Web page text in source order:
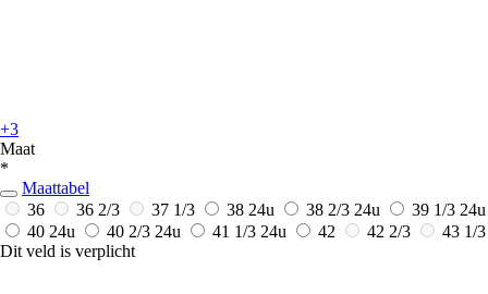
+3
Maat
*
Maattabel
36
36 2/3 37 1/3 38 24u 38 2/3 24u 39 1/3 24u
40 24u 40 2/3 24u 41 1/3 24u 42 42 2/3
43 1/3
Dit veld is verplicht